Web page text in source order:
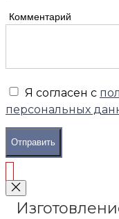
Комментарий
Я согласен с
персональных
Отправить